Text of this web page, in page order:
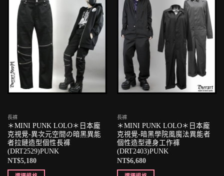
長褲
＊MINI PUNK LOLO＊日本龐
克視覺-異次元空間の暗黑異能
者拉鏈造型個性長褲
(DRT2529)PUNK
NT$5,180
長褲
＊MINI PUNK LOLO＊日本龐
克視覺-暗黑學院風魔法異能者
個性造型連身工作褲
(DRT2403)PUNK
NT$6,680